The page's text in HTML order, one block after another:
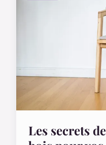
Les secrets